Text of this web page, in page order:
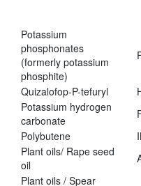
Potassium
phosphonates
(formerly potassium
phosphite)
Quizalofop-P-tefuryl
Potassium hydrogen
carbonate
Polybutene
Plant oils/ Rape seed
oil
Plant oils / Spear